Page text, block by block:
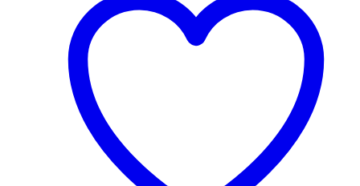
mehrere
Varianten
Optionen
können